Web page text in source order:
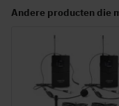
Andere producten die